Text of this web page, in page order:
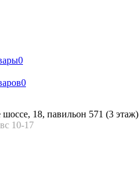
0
0
18, павильон 571 (3 этаж)
10-17